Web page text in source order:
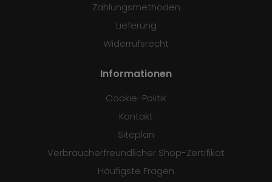
Zahlungsmethoden
Lieferung
Widerrufsrecht
Informationen
Cookie-Politik
Kontakt
Siteplan
Verbraucherfreundlicher Shop-Zertifikat
Häufigste Fragen